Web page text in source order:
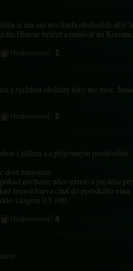
si nás ani nevšimla,obsloužili dřív
brečet a nadávat na
1
a rychlost obsluhy taky nic moc.
2
i jídlem a s příjemným prostředím.
dost nasycena
nechcete něco extra) a parádní
tmavá barva chuť do portského vina
s logem 0,5 100,-.
4